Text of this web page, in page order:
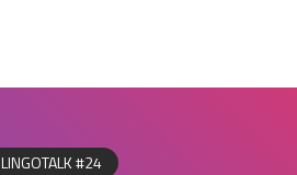
LINGOTALK #24